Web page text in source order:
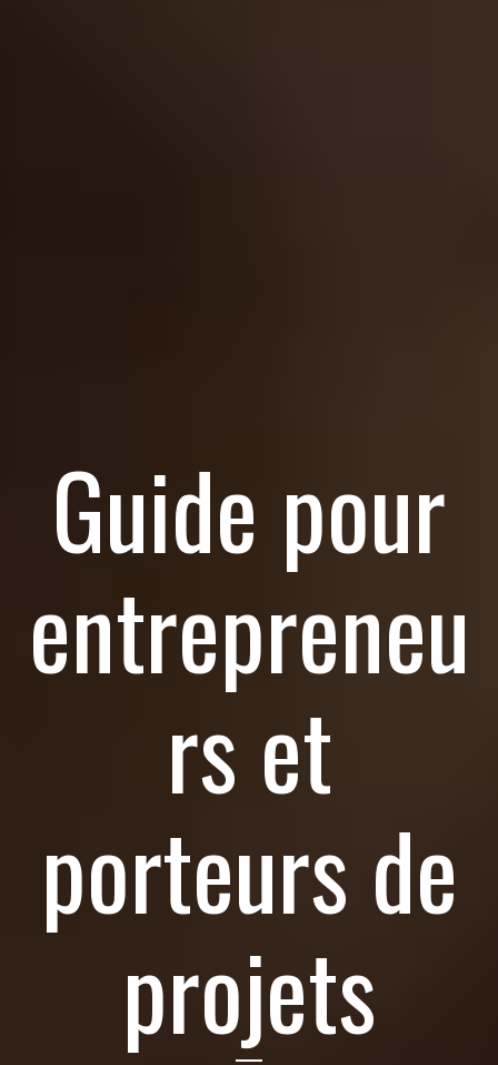
Guide pour
entrepreneu
rs et
porteurs de
projets